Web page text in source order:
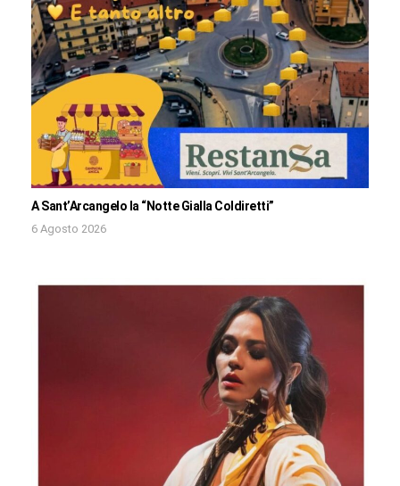
A Sant’Arcangelo la “Notte Gialla Coldiretti”
6 Agosto 2026